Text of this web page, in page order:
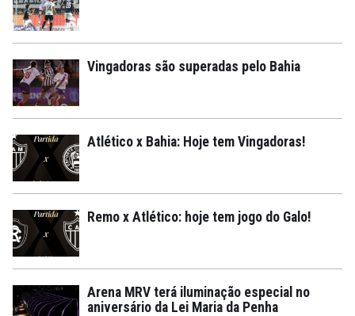
Vingadoras são superadas pelo Bahia
Atlético x Bahia: Hoje tem Vingadoras!
Remo x Atlético: hoje tem jogo do Galo!
Arena MRV terá iluminação especial no
aniversário da Lei Maria da Penha